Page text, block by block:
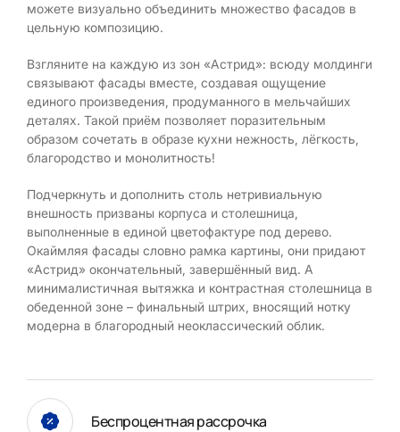
можете визуально объединить множество фасадов в
цельную композицию.
Взгляните на каждую из зон «Астрид»: всюду молдинги
связывают фасады вместе, создавая ощущение
единого произведения, продуманного в мельчайших
деталях. Такой приём позволяет поразительным
образом сочетать в образе кухни нежность, лёгкость,
благородство и монолитность!
Подчеркнуть и дополнить столь нетривиальную
внешность призваны корпуса и столешница,
выполненные в единой цветофактуре под дерево.
Окаймляя фасады словно рамка картины, они придают
«Астрид» окончательный, завершённый вид. А
минималистичная вытяжка и контрастная столешница в
обеденной зоне – финальный штрих, вносящий нотку
модерна в благородный неоклассический облик.
Беспроцентная рассрочка